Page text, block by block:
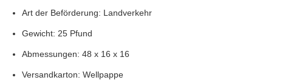
Art der Beförderung: Landverkehr
Gewicht: 25 Pfund
Abmessungen: 48 x 16 x 16
Versandkarton: Wellpappe